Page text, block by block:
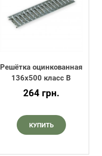
Решётка оцинкованная
136х500 класс В
264 грн.
КУПИТЬ